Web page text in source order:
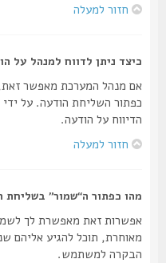
חזור למעלה
כיצד ניתן לדווח למנהל על
אם מנהל המערכת מאפשר זאת,
כפתור השליחת הודעה. על ידי
הדיווח על הודעה.
חזור למעלה
מהו כפתור ה“שמור” בשליחת
אפשרות זאת מאפשרת לך לשמור
מאוחרת, תוכל להגיע אליהם שנית
הבקרה למשתמש.